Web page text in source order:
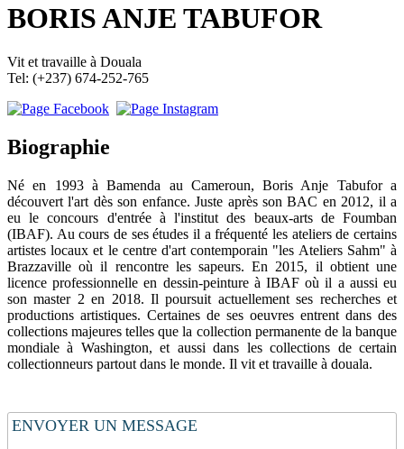
BORIS ANJE TABUFOR
Vit et travaille à Douala
Tel: (+237) 674-252-765
Biographie
Né en 1993 à Bamenda au Cameroun, Boris Anje Tabufor a
découvert l'art dès son enfance. Juste après son BAC en 2012, il a
eu le concours d'entrée à l'institut des beaux-arts de Foumban
(IBAF). Au cours de ses études il a fréquenté les ateliers de certains
artistes locaux et le centre d'art contemporain "les Ateliers Sahm" à
Brazzaville où il rencontre les sapeurs. En 2015, il obtient une
licence professionnelle en dessin-peinture à IBAF où il a aussi eu
son master 2 en 2018. Il poursuit actuellement ses recherches et
productions artistiques. Certaines de ses oeuvres entrent dans des
collections majeures telles que la collection permanente de la banque
mondiale à Washington, et aussi dans les collections de certain
collectionneurs partout dans le monde. Il vit et travaille à douala.
ENVOYER UN MESSAGE